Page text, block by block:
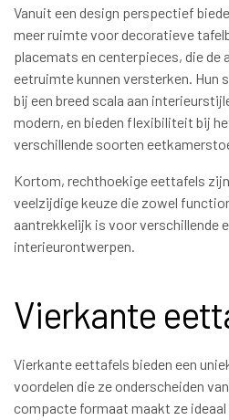
Vanuit een design perspectief
meer ruimte voor decoratieve
placemats en centerpieces, die de
eetruimte kunnen versterken. Hun
bij een breed scala aan
modern, en bieden flexibiliteit bij
verschillende soorten
Kortom, rechthoekige eettafels
veelzijdige keuze die zowel
aantrekkelijk is voor verschillende
interieurontwerpen.
Vierkante
Vierkante eettafels bieden een
voordelen die ze onderscheiden
compacte formaat maakt ze